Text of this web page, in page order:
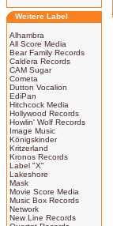
Weitere Label
Alhambra
All Score Media
Bear Family Records
Caldera Records
CAM Sugar
Cometa
Dutton Vocalion
EdiPan
Hitchcock Media
Hollywood Records
Howlin' Wolf Records
Image Music
Königskinder
Kritzerland
Kronos Records
Label "X"
Lakeshore
Mask
Movie Score Media
Music Box Records
Network
New Line Records